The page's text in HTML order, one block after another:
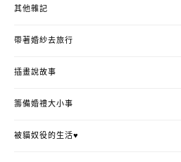
其他雜記
帶著婚紗去旅行
插畫說故事
籌備婚禮大小事
被貓奴役的生活♥